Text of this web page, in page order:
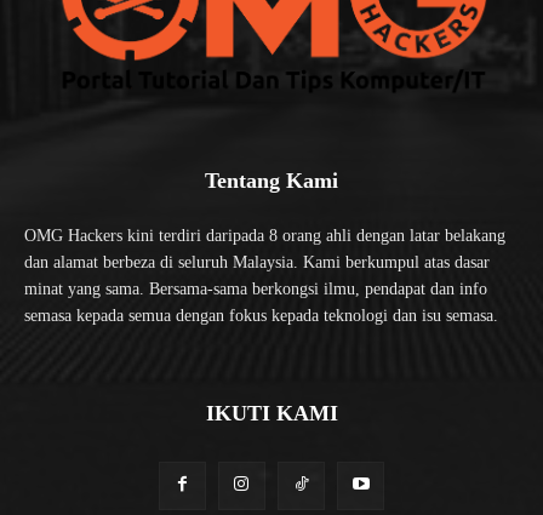
Tentang Kami
OMG Hackers kini terdiri daripada 8 orang ahli dengan latar belakang
dan alamat berbeza di seluruh Malaysia. Kami berkumpul atas dasar
minat yang sama. Bersama-sama berkongsi ilmu, pendapat dan info
semasa kepada semua dengan fokus kepada teknologi dan isu semasa.
IKUTI KAMI